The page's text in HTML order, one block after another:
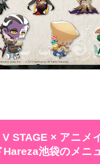
STAGE × アニメ
池袋のメニ